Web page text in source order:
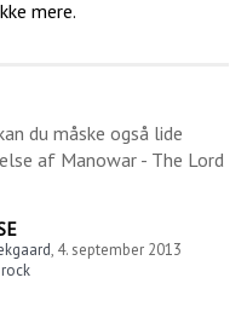
mere.
du måske også lide
af Manowar - The Lord
, 4. september 2013